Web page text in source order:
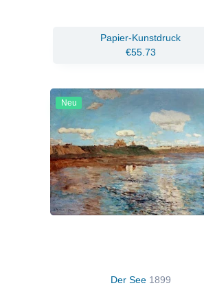
Papier-Kunstdruck
€55.73
Neu
Der See 1899